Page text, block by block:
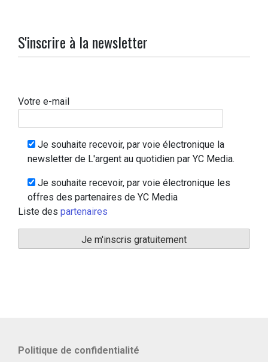
S'inscrire à la newsletter
Votre e-mail
Je souhaite recevoir, par voie électronique la
newsletter de L'argent au quotidien par YC Media.
Je souhaite recevoir, par voie électronique les
offres des partenaires de YC Media
Liste des partenaires
Politique de confidentialité